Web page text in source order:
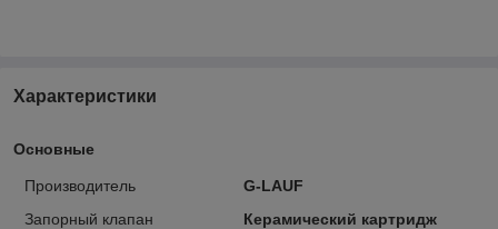
Характеристики
Основные
Производитель
G-LAUF
Запорный клапан
Керамический картридж